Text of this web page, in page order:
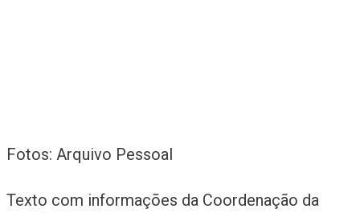
Fotos: Arquivo Pessoal
Texto com informações da Coordenação da